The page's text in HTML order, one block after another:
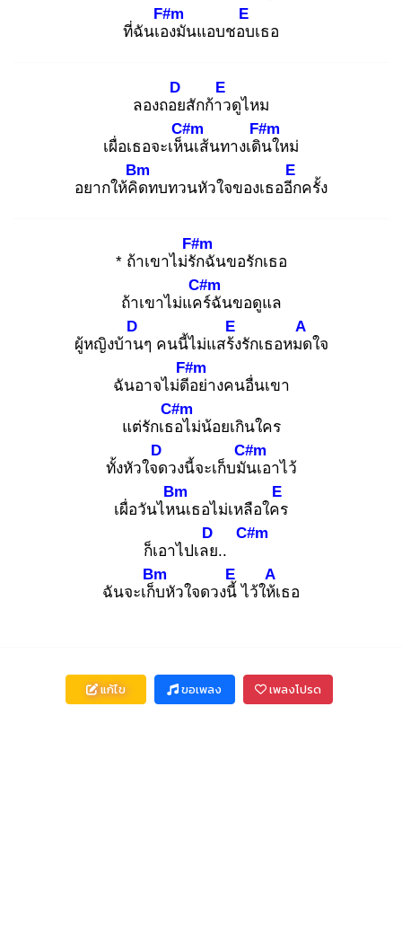
ที่ฉันเอง
F#m
มันแอบชอบ
E
เธอ
ลองถอย
D
สักก้าว
E
ดูไหม
เผื่อเธอจะเห็น
C#m
เส้นทางเดิน
F#m
ใหม่
อยากให้คิด
Bm
ทบทวนหัวใจของเธออีก
E
ครั้ง
* ถ้าเขาไม่รัก
F#m
ฉันขอรักเธอ
ถ้าเขาไม่แคร์
C#m
ฉันขอดูแล
ผู้หญิงบ้าน
D
ๆ คนนี้ไม่แสร้ง
E
รักเธอหมด
A
ใจ
ฉันอาจไม่ดีอ
F#m
ย่างคนอื่นเขา
แต่รักเธอ
C#m
ไม่น้อยเกินใคร
ทั้งหัวใจด
D
วงนี้จะเก็บมัน
C#m
เอาไว้
เผื่อวันไหน
Bm
เธอไม่เหลือใคร
E
ก็เอาไปเลย
D
..
C#m
ฉันจะเก็บ
Bm
หัวใจดวงนี้
E
ไว้ให้เ
A
ธอ
แก้ไข ขอเพลง เพลงโปรด